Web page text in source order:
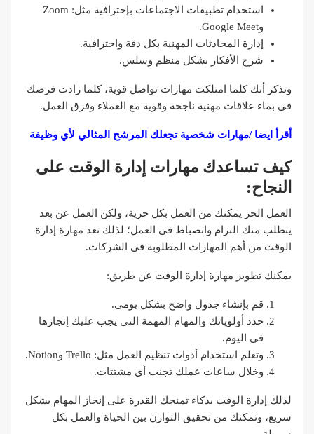
استخدام تطبيقات الاجتماعات بإحترافية مثل: Zoom
وGoogle Meet.
إدارة المحادثات المهنية بكل دقة واحترافية.
شرح الأفكار بشكل منظم وسلس.
وتذكر أنك كلما امتلكت مهارات تواصل قوية، كلما زادت فرصك
فى بماء علاقات مهنية ناجحة وقوية مع العملاء وفرق العمل.
أقرأ ايضا /مهارات شخصية تجعلك المرشح المثالي لأي وظيفة
كيف تساعدك مهارات إدارة الوقت على
النجاح:
العمل الحر يمكنك من العمل بكل حرية، ولكن العمل عن بعد
يتطلب منك التزام وانضباط فى العمل؛ لذلك تعد مهارة إدارة
الوقت من أهم المهارات المطلوبة فى الشركات.
يمكنك تطوير مهارة إدارة الوقت عن طريق:
قم بإنشاء جدول واضح بشكل يومى.
حدد أولوياتك والمهام المهمة التي يجب عليك إنجازها
فى اليوم.
وتعلم استخدام أدوات تنظيم العمل مثل: Trello وNotion.
وخلال ساعات عملك تجنب أى مشتتات.
لذلك إدارة الوقت بذكاء تمنحك القدرة على إنجاز المهام بشكل
سريع، وتمكنك من تحقيق التوازن بين الحياة والعمل بكل